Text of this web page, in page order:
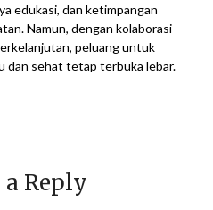
edukasi, dan ketimpangan
Namun, dengan kolaborasi
peluang untuk
dan sehat tetap terbuka lebar.
a Reply